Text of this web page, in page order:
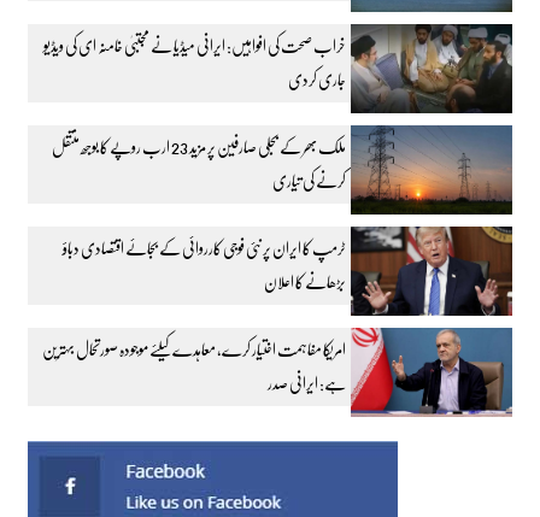
خراب صحت کی افواہیں: ایرانی میڈیا نے مجتبیٰ خامنہ ای کی ویڈیو
جاری کردی
ملک بھر کے بجلی صارفین پر مزید 23 ارب روپے کا بوجھ منتقل
کرنے کی تیاری
ٹرمپ کا ایران پر نئی فوجی کارروائی کے بجائے اقتصادی دباؤ
بڑھانے کا اعلان
امریکا مفاہمت اختیار کرے، معاہدے کیلئے موجودہ صورتحال بہترین
ہے: ایرانی صدر